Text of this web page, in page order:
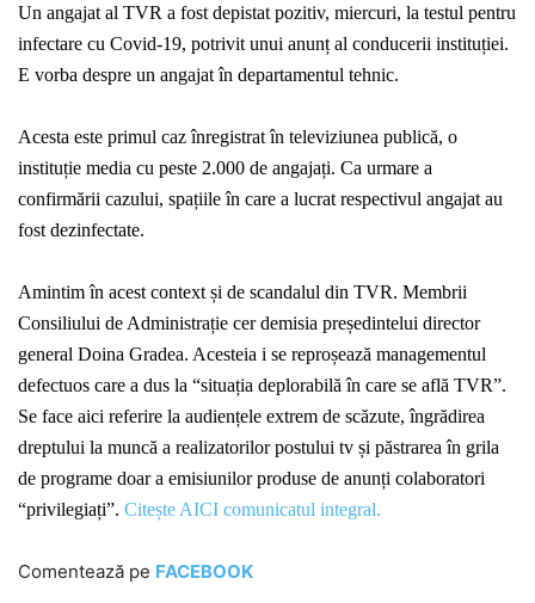
Un angajat al TVR a fost depistat pozitiv, miercuri, la testul pentru
infectare cu Covid-19, potrivit unui anunț al conducerii instituției.
E vorba despre un angajat în departamentul tehnic.
Acesta este primul caz înregistrat în televiziunea publică, o
instituție media cu peste 2.000 de angajați. Ca urmare a
confirmării cazului, spațiile în care a lucrat respectivul angajat au
fost dezinfectate.
Amintim în acest context și de scandalul din TVR. Membrii
Consiliului de Administrație cer demisia președintelui director
general Doina Gradea. Acesteia i se reproșează managementul
defectuos care a dus la “situația deplorabilă în care se află TVR”.
Se face aici referire la audiențele extrem de scăzute, îngrădirea
dreptului la muncă a realizatorilor postului tv și păstrarea în grila
de programe doar a emisiunilor produse de anunți colaboratori
“privilegiați”. Citește AICI comunicatul integral.
Comentează pe FACEBOOK